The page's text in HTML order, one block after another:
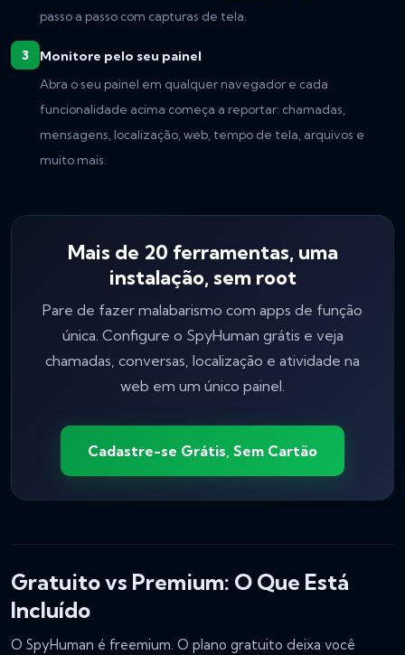
passo a passo com capturas de tela.
Monitore pelo seu painel
Abra o seu painel em qualquer navegador e cada
funcionalidade acima começa a reportar: chamadas,
mensagens, localização, web, tempo de tela, arquivos e
muito mais.
Mais de 20 ferramentas, uma
instalação, sem root
Pare de fazer malabarismo com apps de função
única. Configure o SpyHuman grátis e veja
chamadas, conversas, localização e atividade na
web em um único painel.
Cadastre-se Grátis, Sem Cartão
Gratuito vs Premium: O Que Está
Incluído
O SpyHuman é freemium. O plano gratuito deixa você